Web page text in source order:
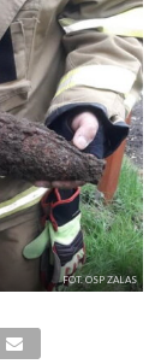
FOT. OSP ZALAS